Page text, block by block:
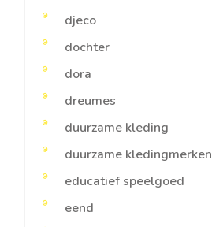
djeco
dochter
dora
dreumes
duurzame kleding
duurzame kledingmerken
educatief speelgoed
eend